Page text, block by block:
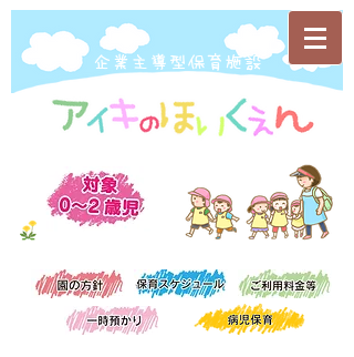
​企業主導型保育施設